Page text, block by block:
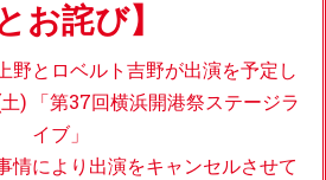
お詫び】
野とロベルト吉野が出演を予定し
) 「第37回横浜開港祭ステージラ
イブ」
情により出演をキャンセルさせて